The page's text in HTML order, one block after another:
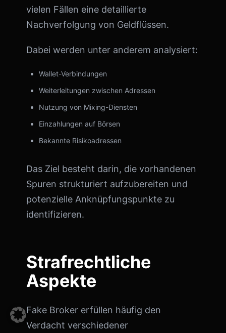
vielen Fällen eine detaillierte
Nachverfolgung von Geldflüssen.
Dabei werden unter anderem analysiert:
Wallet-Verbindungen
Weiterleitungen zwischen Adressen
Nutzung von Mixing-Diensten
Einzahlungen auf Börsen
Bekannte Risikoadressen
Das Ziel besteht darin, die vorhandenen
Spuren strukturiert aufzubereiten und
potenzielle Anknüpfungspunkte zu
identifizieren.
Strafrechtliche
Aspekte
Fake Broker erfüllen häufig den
Verdacht verschiedener